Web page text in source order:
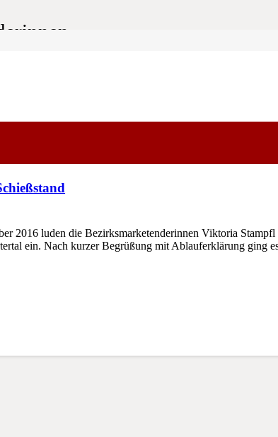
2016 luden die Bezirksmarketenderinnen Viktoria
ein. Nach kurzer Begrüßung mit Ablauferklärung ging